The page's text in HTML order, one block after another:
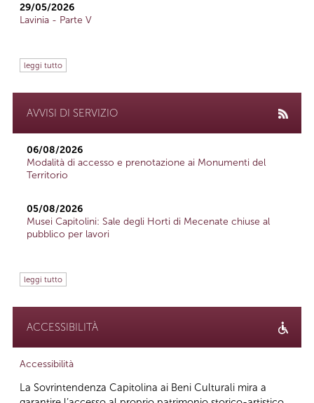
29/05/2026
Lavinia - Parte V
leggi tutto
AVVISI DI SERVIZIO
06/08/2026
Modalità di accesso e prenotazione ai Monumenti del
Territorio
05/08/2026
Musei Capitolini: Sale degli Horti di Mecenate chiuse al
pubblico per lavori
leggi tutto
ACCESSIBILITÀ
Accessibilità
La Sovrintendenza Capitolina ai Beni Culturali mira a